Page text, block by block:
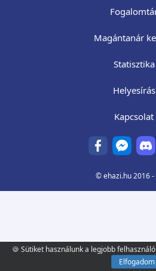
Magántanár
Statisztika
Helyesírás
Kapcsolat
©ehazi.hu2016 -
🍪 Sütiket használunk a legjobb
Elfogadom